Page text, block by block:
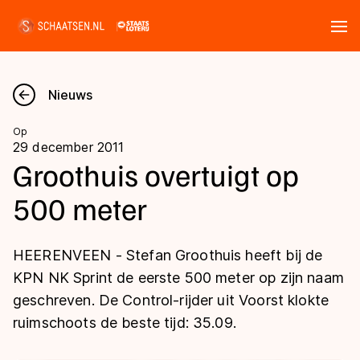
Nieuws
Kalender
Disciplines
Langebaan
Shorttrack
Inlineskaten
Uitslagen
Langebaan
Shorttrack
Tijden & historie
Nieuws
Op
29 december 2011
Groothuis overtuigt op
500 meter
HEERENVEEN - Stefan Groothuis heeft bij de
KPN NK Sprint de eerste 500 meter op zijn naam
geschreven. De Control-rijder uit Voorst klokte
ruimschoots de beste tijd: 35.09.